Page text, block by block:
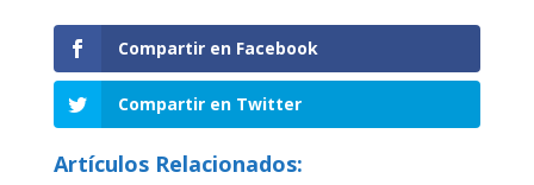
Compartir en Facebook
Compartir en Twitter
Artículos Relacionados: